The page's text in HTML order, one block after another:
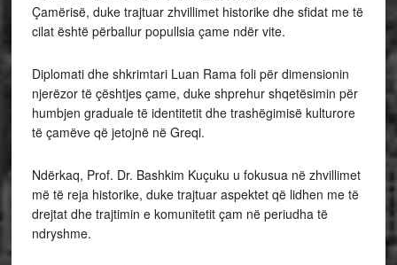
Çamërisë, duke trajtuar zhvillimet historike dhe sfidat me të
cilat është përballur popullsia çame ndër vite.
Diplomati dhe shkrimtari Luan Rama foli për dimensionin
njerëzor të çështjes çame, duke shprehur shqetësimin për
humbjen graduale të identitetit dhe trashëgimisë kulturore
të çamëve që jetojnë në Greqi.
Ndërkaq, Prof. Dr. Bashkim Kuçuku u fokusua në zhvillimet
më të reja historike, duke trajtuar aspektet që lidhen me të
drejtat dhe trajtimin e komunitetit çam në periudha të
ndryshme.